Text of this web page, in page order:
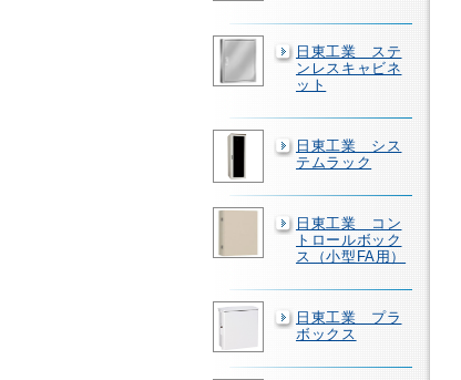
日東工業 ステ
ンレスキャビネ
ット
日東工業 シス
テムラック
日東工業 コン
トロールボック
ス（小型FA用）
日東工業 プラ
ボックス